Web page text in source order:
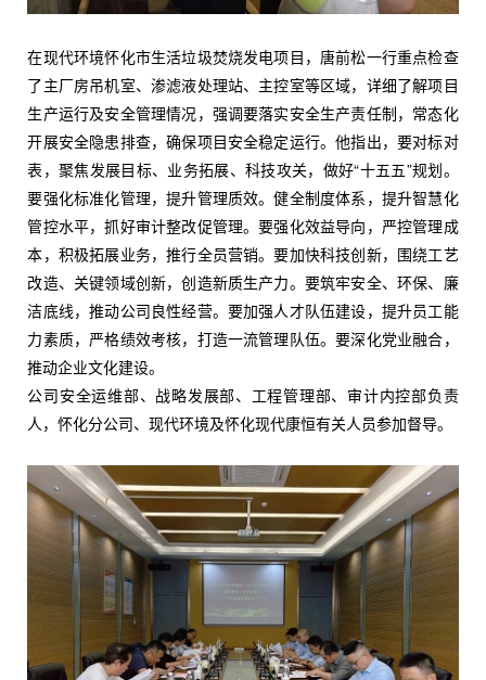
在现代环境怀化市生活垃圾焚烧发电项目，唐前松一行重点检查
了主厂房吊机室、渗滤液处理站、主控室等区域，详细了解项目
生产运行及安全管理情况，强调要落实安全生产责任制，常态化
开展安全隐患排查，确保项目安全稳定运行。他指出，要对标对
表，聚焦发展目标、业务拓展、科技攻关，做好“十五五”规划。
要强化标准化管理，提升管理质效。健全制度体系，提升智慧化
管控水平，抓好审计整改促管理。要强化效益导向，严控管理成
本，积极拓展业务，推行全员营销。要加快科技创新，围绕工艺
改造、关键领域创新，创造新质生产力。要筑牢安全、环保、廉
洁底线，推动公司良性经营。要加强人才队伍建设，提升员工能
力素质，严格绩效考核，打造一流管理队伍。要深化党业融合，
推动企业文化建设。
公司安全运维部、战略发展部、工程管理部、审计内控部负责
人，怀化分公司、现代环境及怀化现代康恒有关人员参加督导。